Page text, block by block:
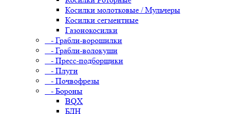
Косилки молотковые / Мульчеры
Косилки сегментные
Газонокосилки
- Грабли-ворошилки
- Грабли-волокуши
- Пресс-подборщики
- Плуги
- Почвофрезы
- Бороны
BQX
БДН